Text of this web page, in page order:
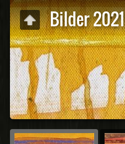
Bilder 2021